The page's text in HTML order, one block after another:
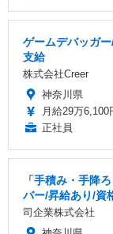
ゲームデバッガ
支給
株式会社Creer
神奈川県
月給29万6,100
正社員
「手積み・手降
バー/昇給あり/資
司企業株式会社